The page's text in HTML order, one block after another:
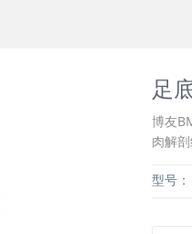
足
博友
肉解
型号：